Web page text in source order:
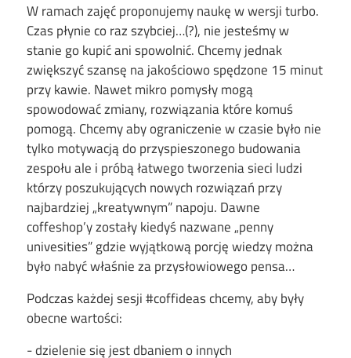
W ramach zajęć proponujemy naukę w wersji turbo.
Czas płynie co raz szybciej…(?), nie jesteśmy w
stanie go kupić ani spowolnić. Chcemy jednak
zwiększyć szansę na jakościowo spędzone 15 minut
przy kawie. Nawet mikro pomysły mogą
spowodować zmiany, rozwiązania które komuś
pomogą. Chcemy aby ograniczenie w czasie było nie
tylko motywacją do przyspieszonego budowania
zespołu ale i próbą łatwego tworzenia sieci ludzi
którzy poszukujących nowych rozwiązań przy
najbardziej „kreatywnym” napoju. Dawne
coffeshop’y zostały kiedyś nazwane „penny
univesities” gdzie wyjątkową porcję wiedzy można
było nabyć właśnie za przysłowiowego pensa…
Podczas każdej sesji #coffideas chcemy, aby były
obecne wartości:
- dzielenie się jest dbaniem o innych